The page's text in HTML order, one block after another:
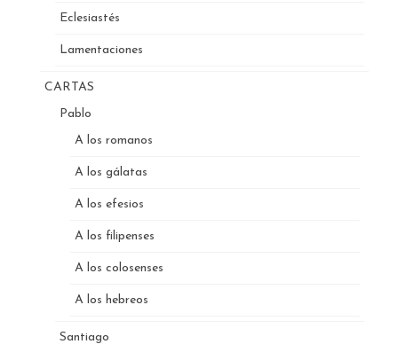
Eclesiastés
Lamentaciones
CARTAS
Pablo
A los romanos
A los gálatas
A los efesios
A los filipenses
A los colosenses
A los hebreos
Santiago